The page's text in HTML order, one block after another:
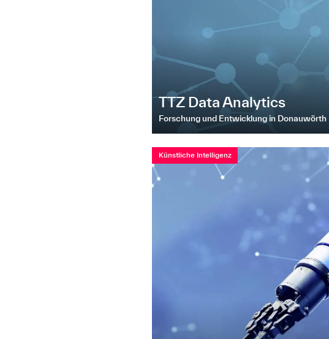
TTZ Data Analytics
Forschung und Entwicklung in Donauwörth
Künstliche Intelligenz